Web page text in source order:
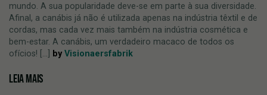
mundo. A sua popularidade deve-se em parte à sua diversidade.
Afinal, a canábis já não é utilizada apenas na indústria têxtil e de
cordas, mas cada vez mais também na indústria cosmética e
bem-estar. A canábis, um verdadeiro macaco de todos os
ofícios! [...]
by Visionaersfabrik
LEIA MAIS